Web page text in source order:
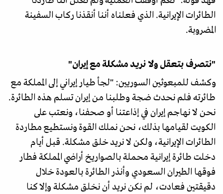
الطائرات الإيرانية. الذي فعلناه أننا أنقذنا ركاب السفينة
المضروبة.
"نتصرف بتعقل ولا نريد مشكلة مع إيران"
وكشف للمبعوثين السوريين: "لجأ طيار إيراني إلى المملكة مع
طائرته فلم نحدث ضجة وطلبنا من إيران تسلم هذه الطائرة.
نحن لا نهاجم إيران في إذاعتنا أو صحفنا، ونعتب على
الكويت لقيامها بذلك، نحن نملك القوة ونستطيع مطاردة
الطائرات الإيرانية، ولكن لا نريد خلق مشكلة. قبل أيام
دخلت طائرة إيرانية محملة بالصواريخ أراضي المملكة فطار
فوقها الطيران السعودي وأنذر الطائرة بالعودة خلال
دقيقتين فعادت، لم نكن نريد أن نخلق مشكلة وإلا كنا